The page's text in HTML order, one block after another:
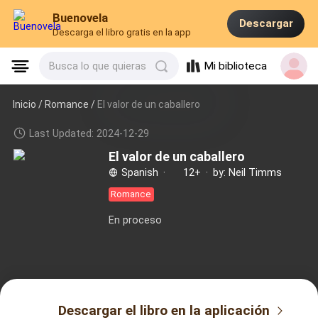
Buenovela
Descarga el libro gratis en la app
Descargar
Busca lo que quieras Mi biblioteca
Inicio /Romance / El valor de un caballero
Last Updated: 2024-12-29
El valor de un caballero
Spanish · 12+ · by: Neil Timms
Romance
En proceso
Descargar el libro en la aplicación